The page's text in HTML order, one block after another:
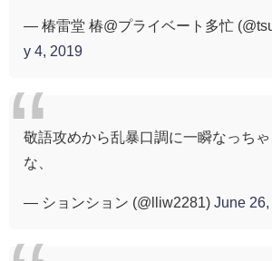
— 椿雷堂 椿@プライベート多忙
y 4, 2019
敬語攻めから乱暴口調に一瞬なっちゃ
な、
— ションション (@lliw2281) June